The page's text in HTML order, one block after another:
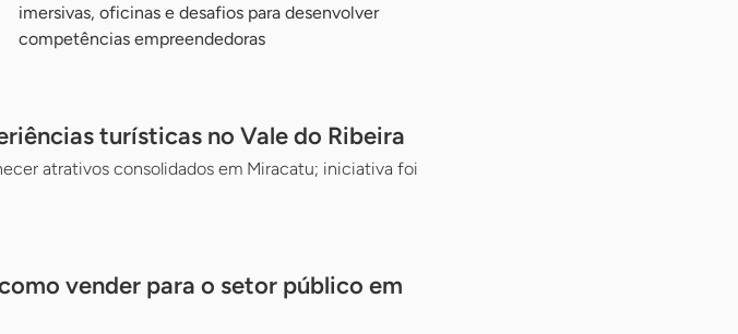
imersivas, oficinas e desafios para desenvolver
competências empreendedoras
turísticas no Vale do Ribeira
atrativos consolidados em Miracatu; iniciativa foi
vender para o setor público em